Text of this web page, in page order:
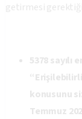
getirmesi
5378
konusunu
Temmuz